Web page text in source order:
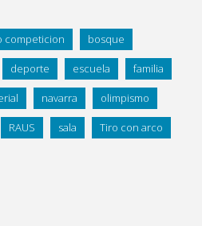
competicion bosque
deporte escuela familia
navarra olimpismo
RAUS sala Tiro con arco